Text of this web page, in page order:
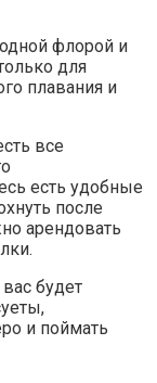
флорой и
для
плавания и
все
есть удобные
после
арендовать
будет
и поймать